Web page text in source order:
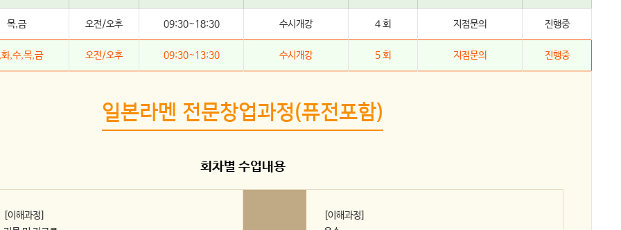
목,금 오전/오후 09:30~18:30 수시개강 4 회 지점문의 진행중
,수,목,금 오전/오후 09:30~13:30 수시개강 5 회 지점문의 진행중
일본라멘 전문창업과정(퓨전포함)
회차별 수업내용
[이해과정]
[이해과정]